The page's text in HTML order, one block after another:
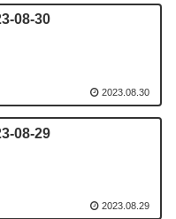
08-30
2023.08.30
08-29
2023.08.29